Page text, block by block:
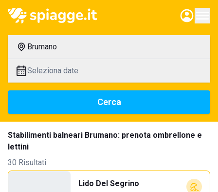
Brumano
Seleziona date
Cerca
Stabilimenti balneari Brumano: prenota ombrellone e
lettini
30 Risultati
Lido Del Segrino